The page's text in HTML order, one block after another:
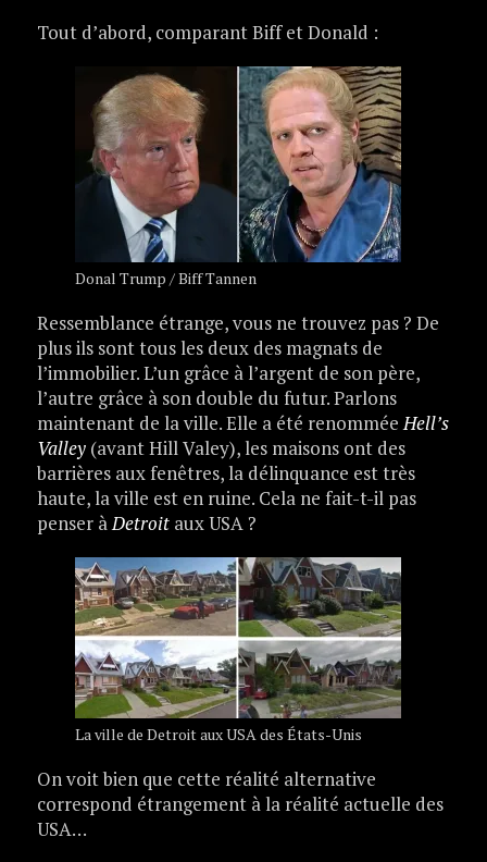
Tout d’abord, comparant Biff et Donald :
Donal Trump / Biff Tannen
Ressemblance étrange, vous ne trouvez pas ? De
plus ils sont tous les deux des magnats de
l’immobilier. L’un grâce à l’argent de son père,
l’autre grâce à son double du futur. Parlons
maintenant de la ville. Elle a été renomméeHell’s
Valley(avant Hill Valey), les maisons ont des
barrières aux fenêtres, la délinquance est très
haute, la ville est en ruine. Cela ne fait-t-il pas
penser àDetroit aux USA ?
La ville de Detroit aux USA des États-Unis
On voit bien que cette réalité alternative
correspond étrangement à la réalité actuelle des
USA…